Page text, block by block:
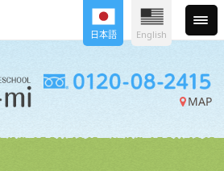
MAP
日本語 English